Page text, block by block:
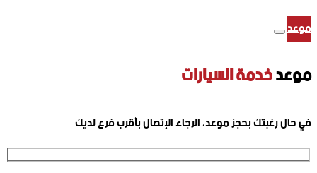
موعد
موعدخدمة السيارات
في حال رغبتك بحجز موعد، الرجاء الإتصال بأقرب فرع لديك